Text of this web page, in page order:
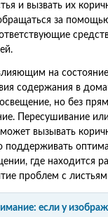
и вызвать их
за
на состояние
содержания в
но без
Пересушивание
вызывать
поддерживать
где находится
проблем с
если у